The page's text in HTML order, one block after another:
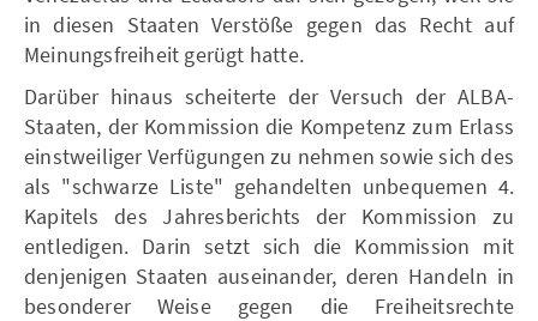
in diesen Staaten Verstöße gegen das Recht auf
Meinungsfreiheit gerügt hatte.
Darüber hinaus scheiterte der Versuch der ALBA-
Staaten, der Kommission die Kompetenz zum Erlass
einstweiliger Verfügungen zu nehmen sowie sich des
als "schwarze Liste" gehandelten unbequemen 4.
Kapitels des Jahresberichts der Kommission zu
entledigen. Darin setzt sich die Kommission mit
denjenigen Staaten auseinander, deren Handeln in
besonderer Weise gegen die Freiheitsrechte